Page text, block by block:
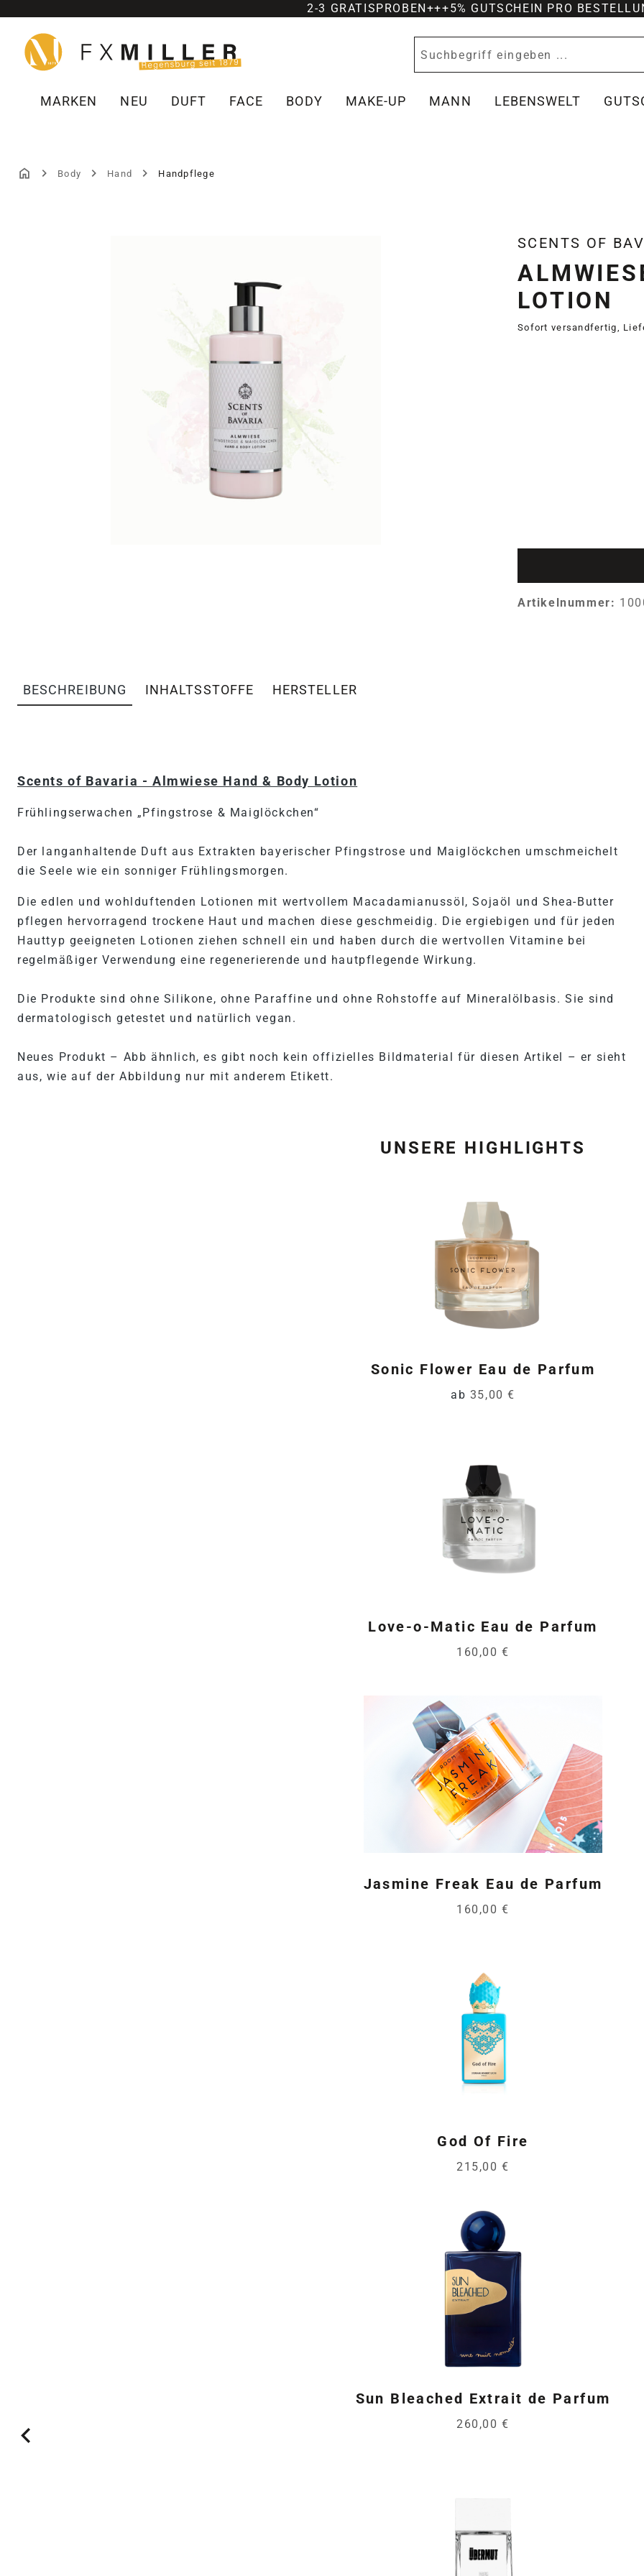
Hauptinhalt springen
Zur Suche springen
Zur Hauptnavigation springen
2-3 GRATISPROBEN+++5% GUTSCHEIN PRO
MARKEN NEU DUFT FACE BODY MAKE-UP MANN LEBENSWELT
Body Hand Handpflege
SCENTS OF
LOTION
Sofort versandfertig,
Artikelnummer:
BESCHREIBUNG INHALTSSTOFFE HERSTELLER
Scents of Bavaria - Almwiese Hand & Body Lotion
Frühlingserwachen „Pfingstrose & Maiglöckchen“
Der langanhaltende Duft aus Extrakten bayerischer Pfingstrose und Maiglöckchen umschmeichelt
die Seele wie ein sonniger Frühlingsmorgen.
Die edlen und wohlduftenden Lotionen mit wertvollem Macadamianussöl, Sojaöl und Shea-Butter
pflegen hervorragend trockene Haut und machen diese geschmeidig. Die ergiebigen und für jeden
Hauttyp geeigneten Lotionen ziehen schnell ein und haben durch die wertvollen Vitamine bei
regelmäßiger Verwendung eine regenerierende und hautpflegende Wirkung.
Die Produkte sind ohne Silikone, ohne Paraffine und ohne Rohstoffe auf Mineralölbasis. Sie sind
dermatologisch getestet und natürlich vegan.
Neues Produkt – Abb ähnlich, es gibt noch kein offizielles Bildmaterial für diesen Artikel – er sieht
aus, wie auf der Abbildung nur mit anderem Etikett.
UNSERE HIGHLIGHTS
Sonic Flower Eau de Parfum
ab 35,00 €
Love-o-Matic Eau de Parfum
160,00 €
Jasmine Freak Eau de Parfum
160,00 €
God Of Fire
215,00 €
Sun Bleached Extrait de Parfum
260,00 €